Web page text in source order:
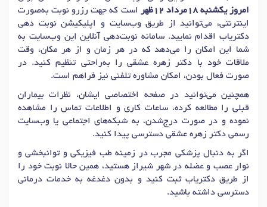
امروز یکشنبه 18مرداد 12ظهر
است که جهت رزرو نوبت به‌صورت
اینترنتی، می‌توانید از طریق وب‌سایت و اپلیکیشن نوبت دهی
دکتریاب اقدام نمایید. سامانه نوبت‌دهی آنلاین این وب‌سایت به
شما این امکان را می‌دهد که در هر زمان و از هر مکان، وقت
ملاقات خود با دکتر زهره عشقی را به‌راحتی تنظیم کنید. در
صورت فعال بودن، امکان مشاوره تلفنی نیز فراهم است.
همچنین می‌توانید در صفحه اختصاصی ایشان، نظرات بیماران
قبلی را مطالعه کرده، ساعات کاری و اطلاعات تماس را مشاهده
نموده و در صورت درج‌شدن، به شبکه‌های اجتماعی یا وب‌سایت
رسمی دکتر زهره عشقی دسترسی پیدا کنید.
اگر به دنبال پزشکی مجرب در زمینه طب فیزیکی و توانبخشی و
نوار عصب و عضله در شهر شیراز هستید، همین حالا نوبت خود را
از طریق دکتریاب ثبت کنید و بدون دغدغه به خدمات درمانی
دسترسی داشته باشید.